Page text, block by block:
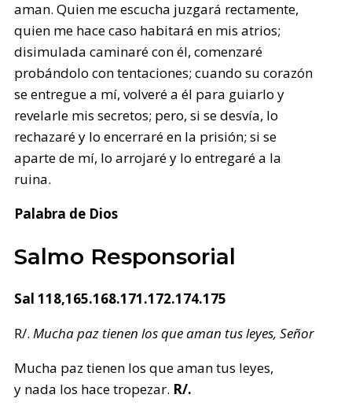
aman. Quien me escucha juzgará rectamente,
quien me hace caso habitará en mis atrios;
disimulada caminaré con él, comenzaré
probándolo con tentaciones; cuando su corazón
se entregue a mí, volveré a él para guiarlo y
revelarle mis secretos; pero, si se desvía, lo
rechazaré y lo encerraré en la prisión; si se
aparte de mí, lo arrojaré y lo entregaré a la
ruina.
Palabra de Dios
Salmo Responsorial
Sal 118,165.168.171.172.174.175
R/.Mucha paz tienen los que aman tus leyes, Señor
Mucha paz tienen los que aman tus leyes,
y nada los hace tropezar. R/.